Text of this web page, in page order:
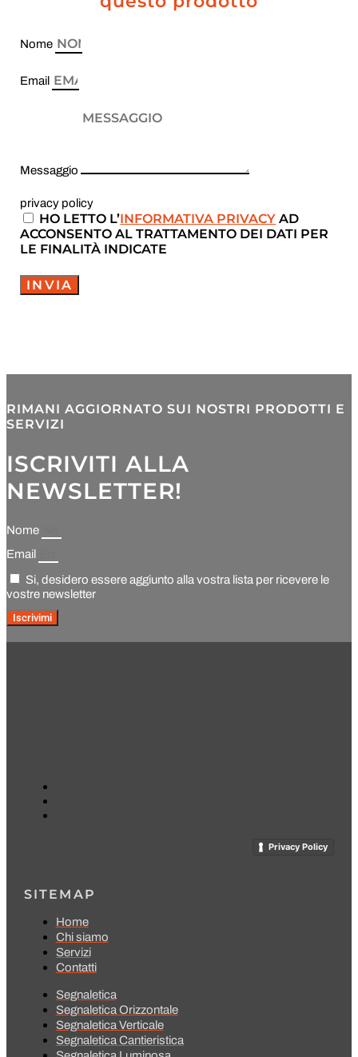
Nome
Email
Messaggio
privacy policy
HO LETTO L’INFORMATIVA PRIVACY AD
ACCONSENTO AL TRATTAMENTO DEI DATI PER
LE FINALITÀ INDICATE
INVIA
RIMANI AGGIORNATO SUI NOSTRI PRODOTTI E
SERVIZI
ISCRIVITI ALLA
NEWSLETTER!
Nome
Email
Si, desidero essere aggiunto alla vostra lista per ricevere le
vostre newsletter
Iscrivimi
Privacy Policy
SITEMAP
Home
Chi siamo
Servizi
Contatti
Segnaletica
Segnaletica Orizzontale
Segnaletica Verticale
Segnaletica Cantieristica